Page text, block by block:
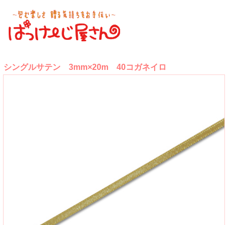
シングルサテン 3mm×20m 40コガネイロ